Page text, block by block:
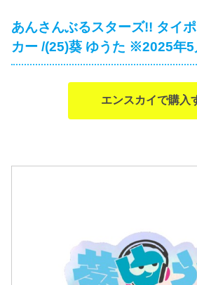
あんさんぶるスターズ!! タイ
カー /(25)葵 ゆうた ※2025年5
エンスカイで購入